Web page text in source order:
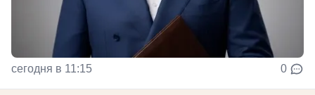
сегодня в 11:15 0